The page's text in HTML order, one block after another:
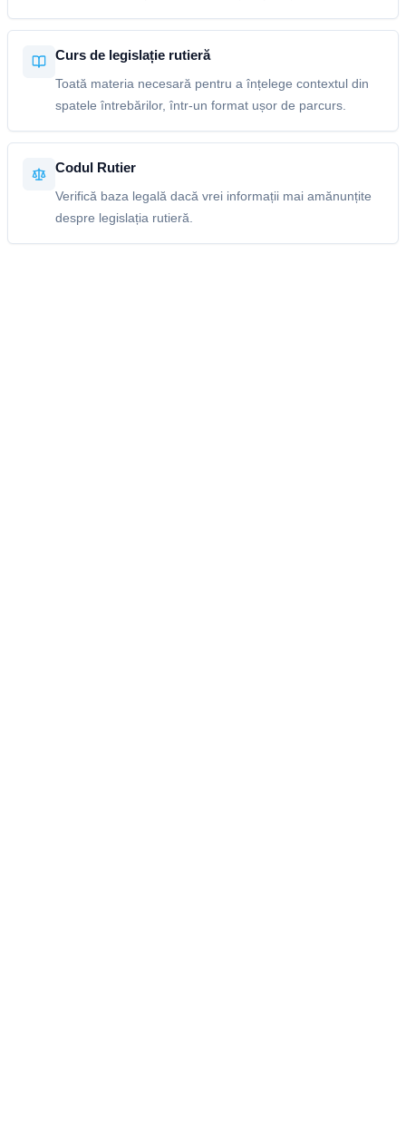
Curs de legislație rutieră
Toată materia necesară pentru a înțelege contextul din
spatele întrebărilor, într-un format ușor de parcurs.
Codul Rutier
Verifică baza legală dacă vrei informații mai amănunțite
despre legislația rutieră.